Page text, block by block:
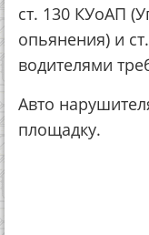
ст. 130 КУоАП
опьянения) и
водителями
Авто
площадку.